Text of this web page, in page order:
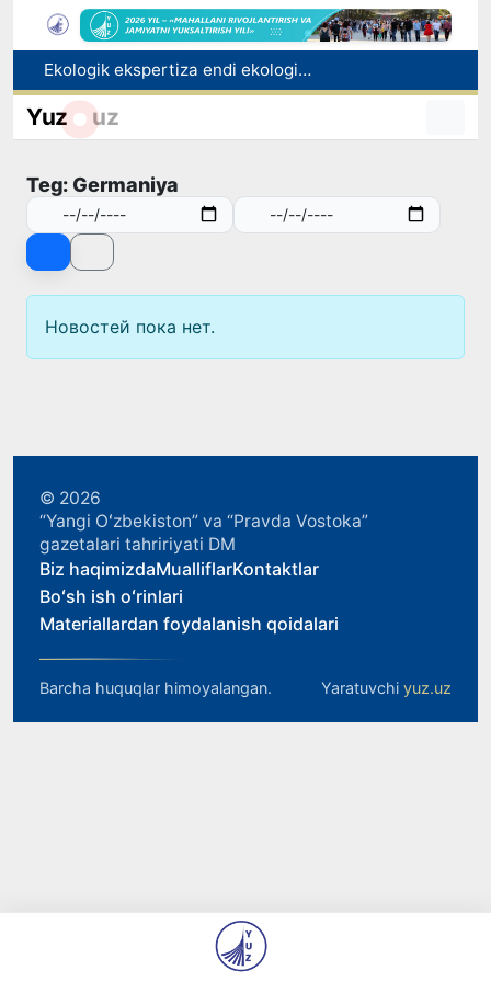
Ekologik ekspertiza endi ekologik xavflarni oldindan boshqarish tizimiga aylanadi
Dam olish kunlari Oʻzbekistonda havo 42 darajagacha isiydi
Toshkentdan Buyuk Britaniyaning Manchester shahriga to‘g‘ridan to‘g‘ri aviaqatnovlarni yo‘lga qo‘yish masalasi ko‘rib chiqilmoqda
Yuz uz
Teg: Germaniya
Новостей пока нет.
© 2026
“Yangi Oʻzbekiston” va “Pravda Vostoka”
gazetalari tahririyati DM
Biz haqimizdaMualliflarKontaktlar
Boʻsh ish oʻrinlari
Materiallardan foydalanish qoidalari
Barcha huquqlar himoyalangan. Yaratuvchi yuz.uz